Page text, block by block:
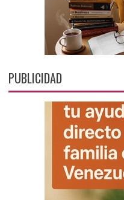
PUBLICIDAD